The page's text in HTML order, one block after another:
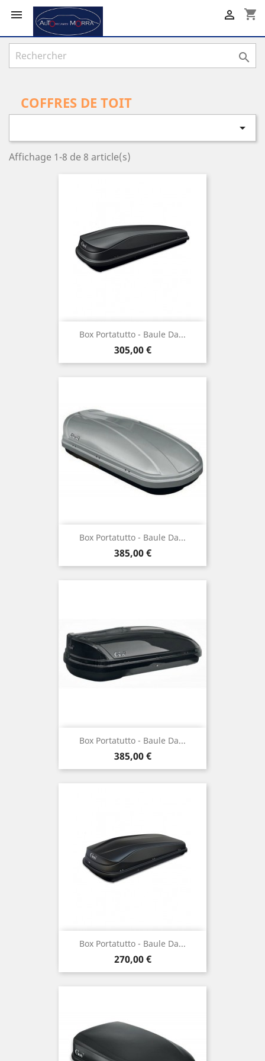
 shopping_cart


COFFRES DE TOIT

Affichage 1-8 de 8 article(s)
Box Portatutto - Baule Da...
Prix
305,00 €
Box Portatutto - Baule Da...
Prix
385,00 €
Box Portatutto - Baule Da...
Prix
385,00 €
Box Portatutto - Baule Da...
Prix
270,00 €